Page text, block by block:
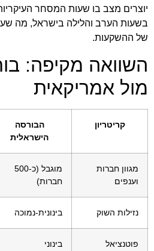
יוצרים מצב בו שעות המסחר
בשעות הערב והלילה בישראל, מה
של ההשקעות.
השוואה מקיפה:
מול אמריקאית
קריטריון
הבורסה
הישראלית
מגוון חברות
וענפים
מוגבל (כ-500
חברות)
נזילות השוק בינונית-נמוכה
פוטנציאל
בינוני